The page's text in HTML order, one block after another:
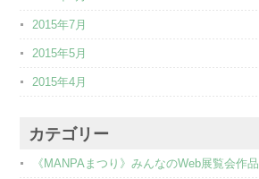
2015年7月
2015年5月
2015年4月
カテゴリー
《MANPAまつり》みんなのWeb展覧会作品